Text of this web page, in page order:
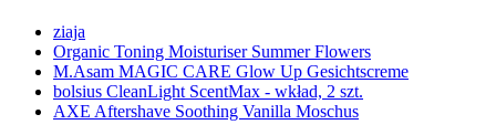
ziaja
Organic Toning Moisturiser Summer Flowers
M.Asam MAGIC CARE Glow Up Gesichtscreme
bolsius CleanLight ScentMax - wkład, 2 szt.
AXE Aftershave Soothing Vanilla Moschus